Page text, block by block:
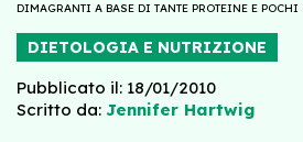
DIMAGRANTI A BASE DI TANTE PROTEINE E
DIETOLOGIA E NUTRIZIONE
Pubblicato il: 18/01/2010
Scritto da: Jennifer Hartwig